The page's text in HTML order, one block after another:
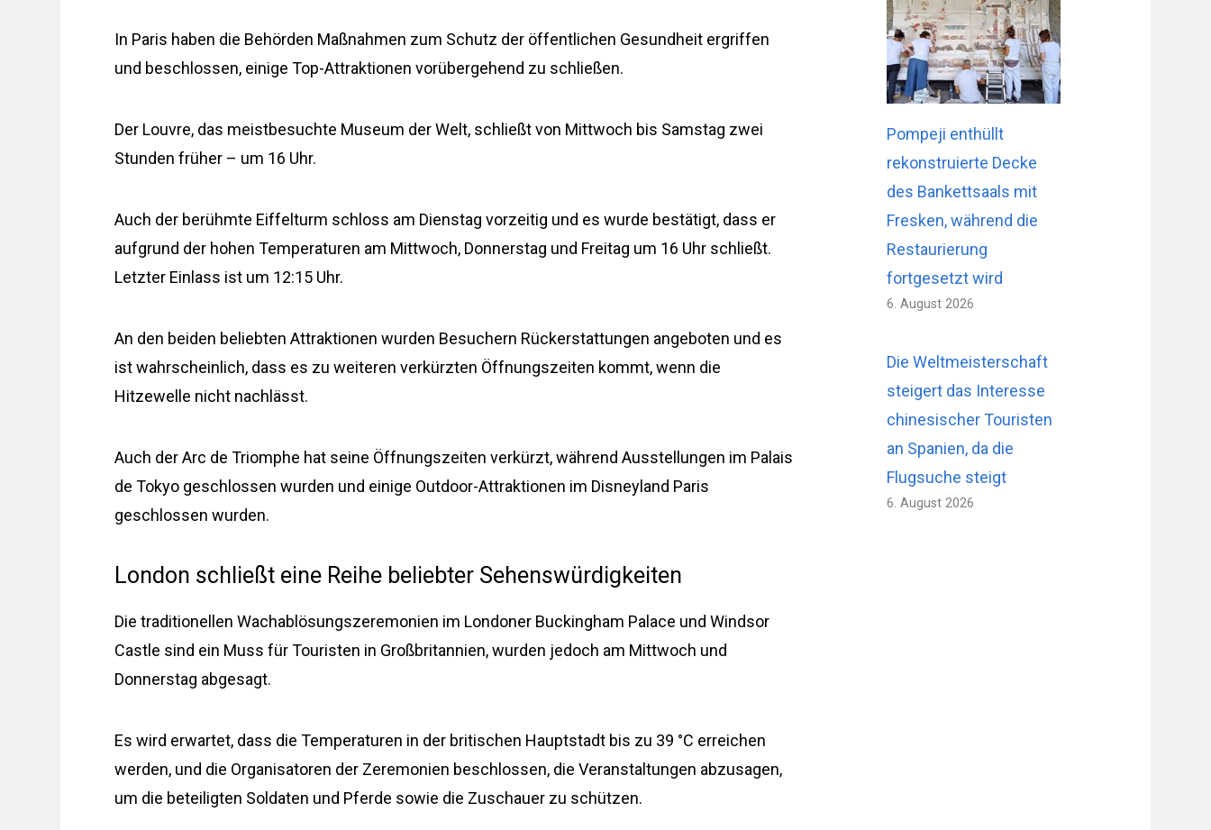
In Paris haben die Behörden Maßnahmen zum Schutz der öffentlichen Gesundheit ergriffen
und beschlossen, einige Top-Attraktionen vorübergehend zu schließen.
Der Louvre, das meistbesuchte Museum der Welt, schließt von Mittwoch bis Samstag zwei
Stunden früher – um 16 Uhr.
Auch der berühmte Eiffelturm schloss am Dienstag vorzeitig und es wurde bestätigt, dass er
aufgrund der hohen Temperaturen am Mittwoch, Donnerstag und Freitag um 16 Uhr schließt.
Letzter Einlass ist um 12:15 Uhr.
An den beiden beliebten Attraktionen wurden Besuchern Rückerstattungen angeboten und es
ist wahrscheinlich, dass es zu weiteren verkürzten Öffnungszeiten kommt, wenn die
Hitzewelle nicht nachlässt.
Auch der Arc de Triomphe hat seine Öffnungszeiten verkürzt, während Ausstellungen im Palais
de Tokyo geschlossen wurden und einige Outdoor-Attraktionen im Disneyland Paris
geschlossen wurden.
London schließt eine Reihe beliebter Sehenswürdigkeiten
Die traditionellen Wachablösungszeremonien im Londoner Buckingham Palace und Windsor
Castle sind ein Muss für Touristen in Großbritannien, wurden jedoch am Mittwoch und
Donnerstag abgesagt.
Es wird erwartet, dass die Temperaturen in der britischen Hauptstadt bis zu 39 °C erreichen
werden, und die Organisatoren der Zeremonien beschlossen, die Veranstaltungen abzusagen,
um die beteiligten Soldaten und Pferde sowie die Zuschauer zu schützen.
Pompeji enthüllt
rekonstruierte Decke
des Bankettsaals mit
Fresken, während die
Restaurierung
fortgesetzt wird
6. August 2026
Die Weltmeisterschaft
steigert das Interesse
chinesischer Touristen
an Spanien, da die
Flugsuche steigt
6. August 2026